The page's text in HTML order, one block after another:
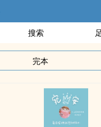
搜索
完本